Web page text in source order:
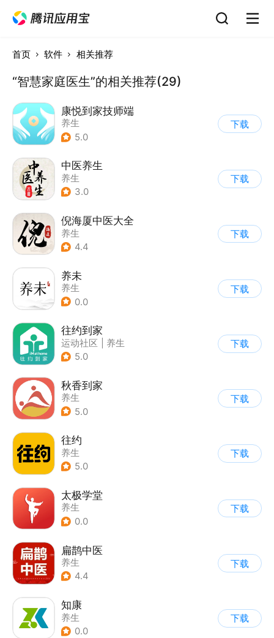
首页 软件 相关推荐
“智慧家庭医生”的相关推荐(29)
康悦到家技师端
养生
5.0
下载
中医养生
养生
3.0
下载
倪海厦中医大全
养生
4.4
下载
养未
养生
0.0
下载
往约到家
运动社区
养生
5.0
下载
秋香到家
养生
5.0
下载
往约
养生
5.0
下载
太极学堂
养生
0.0
下载
扁鹊中医
养生
4.4
下载
知康
养生
0.0
下载